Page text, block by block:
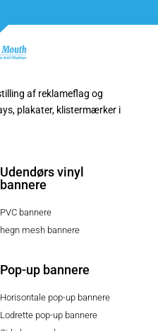
af reklameflag og
plakater, klistermærker i
Udendørs vinyl
bannere
PVC bannere
hegn mesh bannere
Pop-up bannere
Horisontale pop-up bannere
Lodrette pop-up bannere